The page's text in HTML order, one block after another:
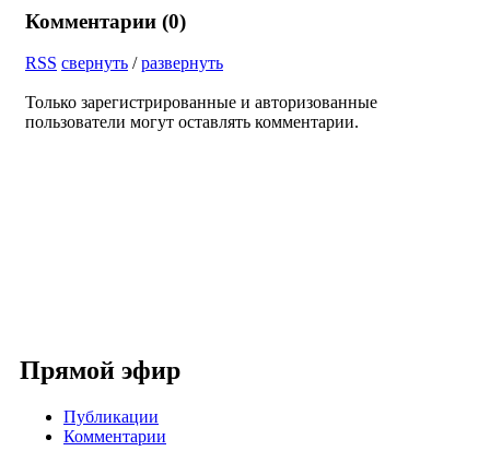
Комментарии (0)
RSS свернуть /развернуть
Только зарегистрированные и авторизованные
пользователи могут оставлять комментарии.
Прямой эфир
Публикации
Комментарии